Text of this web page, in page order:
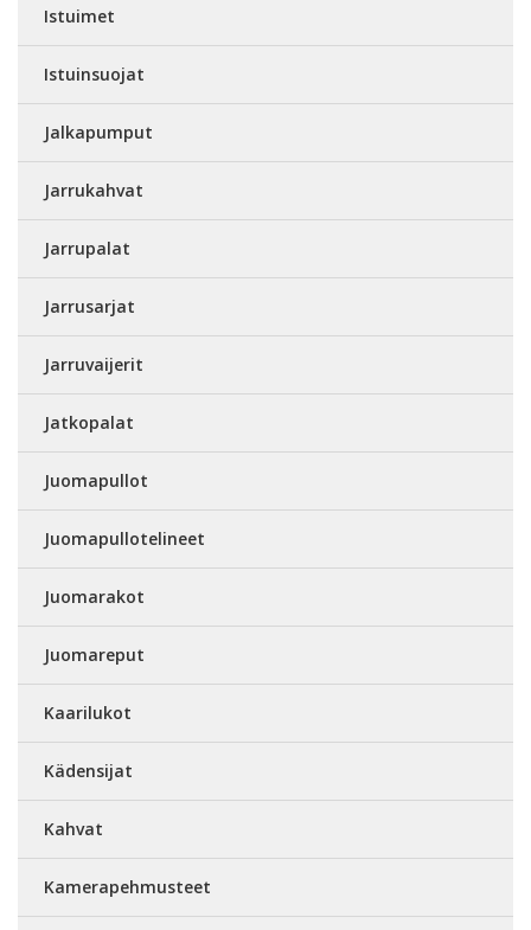
Istuimet
Istuinsuojat
Jalkapumput
Jarrukahvat
Jarrupalat
Jarrusarjat
Jarruvaijerit
Jatkopalat
Juomapullot
Juomapullotelineet
Juomarakot
Juomareput
Kaarilukot
Kädensijat
Kahvat
Kamerapehmusteet